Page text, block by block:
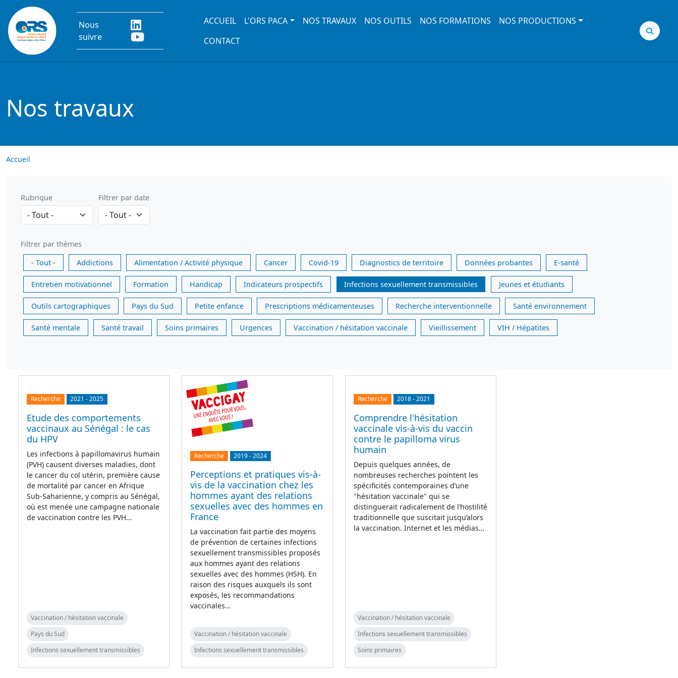
Aller au contenu principal
Nous
suivre
Main navigation
ACCUEIL L'ORS PACA NOS TRAVAUX NOS OUTILS NOS FORMATIONS
NOS PRODUCTIONS
CONTACT
Nos travaux
Accueil
Rubrique Filtrer par date
Filtrer par thèmes
- Tout -
Addictions Alimentation / Activité physique Cancer Covid-19 Diagnostics de territoire Données probantes E-santé
Entretien motivationnel Formation Handicap Indicateurs prospectifs Infections sexuellement transmissibles Jeunes et étudiants
Outils cartographiques Pays du Sud Petite enfance Prescriptions médicamenteuses Recherche interventionnelle Santé environnement
Santé mentale Santé travail Soins primaires Urgences Vaccination / hésitation vaccinale Vieillissement VIH / Hépatites
Recherche 2021 -2025
Etude des comportements
vaccinaux au Sénégal : le cas
du HPV
Les infections à papillomavirus humain
(PVH) causent diverses maladies, dont
le cancer du col utérin, première cause
de mortalité par cancer en Afrique
Sub-Saharienne, y compris au Sénégal,
où est menée une campagne nationale
de vaccination contre les PVH…
Vaccination / hésitation vaccinale
Pays du Sud
Infections sexuellement transmissibles
Recherche 2019-2024
Perceptions et pratiques vis-à-
vis de la vaccination chez les
hommes ayant des relations
sexuelles avec des hommes en
France
La vaccination fait partie des moyens
de prévention de certaines infections
sexuellement transmissibles proposés
aux hommes ayant des relations
sexuelles avec des hommes (HSH). En
raison des risques auxquels ils sont
exposés, les recommandations
vaccinales…
Vaccination / hésitation vaccinale
Infections sexuellement transmissibles
Recherche 2018-2021
Comprendre l'hésitation
vaccinale vis-à-vis du vaccin
contre le papilloma virus
humain
Depuis quelques années, de
nombreuses recherches pointent les
spécificités contemporaines d’une
"hésitation vaccinale" qui se
distinguerait radicalement de l’hostilité
traditionnelle que suscitait jusqu’alors
la vaccination. Internet et les médias…
Vaccination / hésitation vaccinale
Infections sexuellement transmissibles
Soins primaires